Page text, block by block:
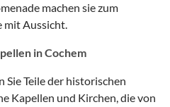
machen sie zum
mit Aussicht.
in Cochem
Teile der historischen
Kapellen und Kirchen, die von